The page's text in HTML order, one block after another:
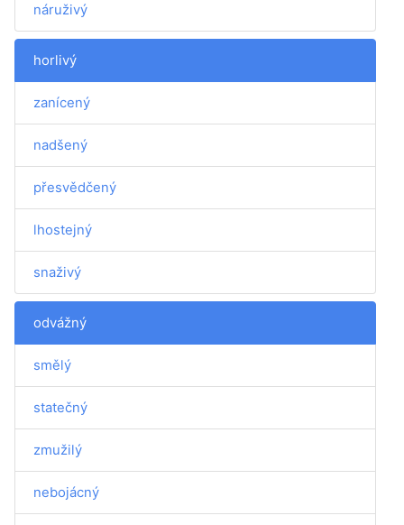
náruživý
horlivý
zanícený
nadšený
přesvědčený
lhostejný
snaživý
odvážný
smělý
statečný
zmužilý
nebojácný